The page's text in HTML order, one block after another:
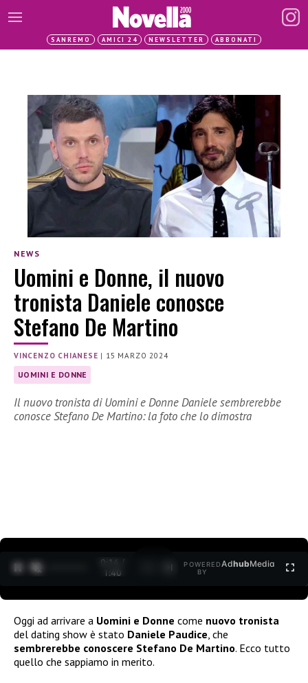
SANREMO AMICI 24 NEWSLETTER ABBONATI
NEWS
Uomini e Donne, il nuovo
tronista Daniele conosce
Stefano De Martino
VINCENZO CHIANESE | 15 MARZO 2024
UOMINI E DONNE
Il nuovo tronista di Uomini e Donne Daniele sembrerebbe
conosce Stefano De Martino: la foto che lo dimostra
0:15 /
1:40
POWERED
BY
AdhubMedia
Oggi ad arrivare a Uomini e Donne come nuovo tronista
del dating show è stato Daniele Paudice , che
sembrerebbe conoscere Stefano De Martino. Ecco tutto
quello che sappiamo in merito.